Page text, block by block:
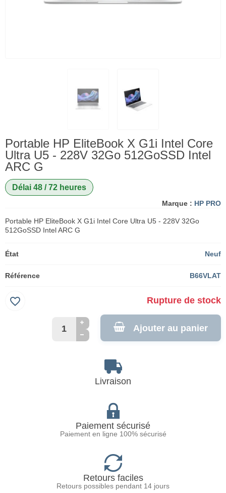
Portable HP EliteBook X G1i Intel Core
Ultra U5 - 228V 32Go 512GoSSD Intel
ARC G
Délai 48 / 72 heures
Marque : HP PRO
Portable HP EliteBook X G1i Intel Core Ultra U5 - 228V 32Go
512GoSSD Intel ARC G
État Neuf
Référence B66VLAT
Rupture de stock
Ajouter au panier
favorite_border
Livraison
Paiement sécurisé
Paiement en ligne 100% sécurisé
Retours faciles
Retours possibles pendant 14 jours